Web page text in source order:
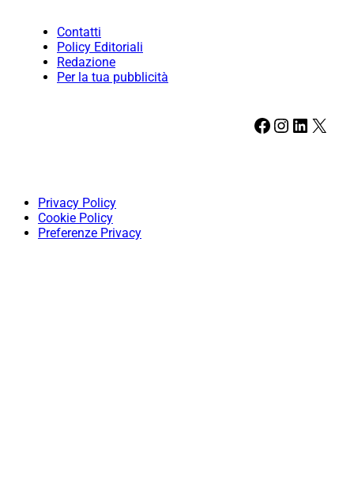
Contatti
Policy Editoriali
Redazione
Per la tua pubblicità
Facebook Instagram LinkedIn X
Privacy Policy
Cookie Policy
Preferenze Privacy